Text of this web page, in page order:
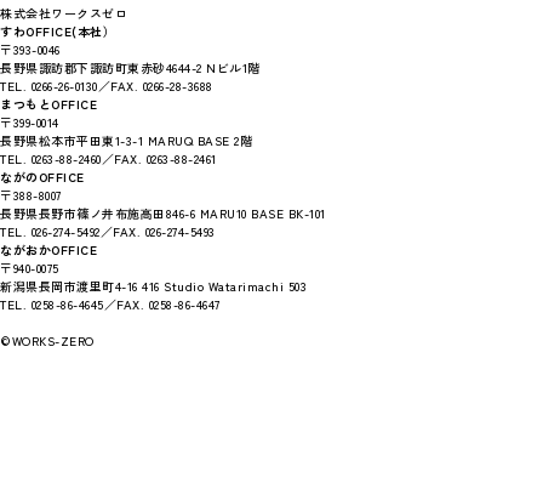
株式会社ワークスゼロ
すわOFFICE(本社）
〒393-0046
長野県諏訪郡下諏訪町東赤砂4644-2 Nビル1階
TEL. 0266-26-0130／FAX. 0266-28-3688
まつもとOFFICE
〒399-0014
長野県松本市平田東1-3-1 MARUQ BASE 2階
TEL. 0263-88-2460／FAX. 0263-88-2461
ながのOFFICE
〒388-8007
長野県長野市篠ノ井布施高田846-6 MARU10 BASE BK-101
TEL. 026-274-5492／FAX. 026-274-5493
ながおかOFFICE
〒940-0075
新潟県長岡市渡里町4-16 416 Studio Watarimachi 503
TEL. 0258-86-4645／FAX. 0258-86-4647
©WORKS-ZERO